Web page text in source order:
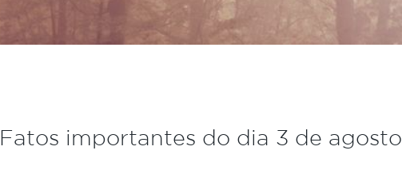
Fatos importantes do dia 3 de agosto